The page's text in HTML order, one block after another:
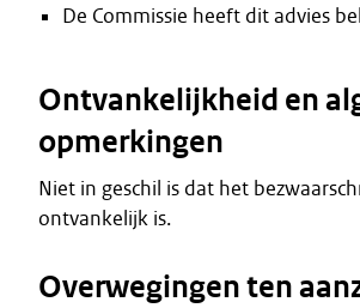
De Commissie heeft dit advies
Ontvankelijkheid en
opmerkingen
Niet in geschil is dat het
ontvankelijk is.
Overwegingen ten